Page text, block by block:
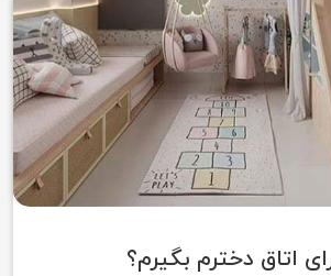
اتاق دخترم بگیرم؟